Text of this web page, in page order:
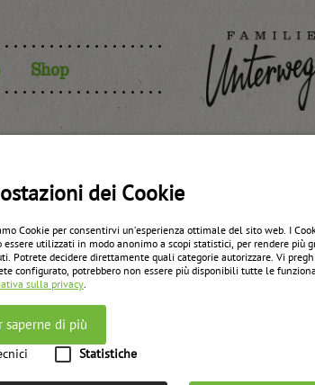
dei Cookie
Cookie per consentirvi un’esperienza ottimale del sito web. I
essere utilizzati in modo anonimo a scopi statistici, per rendere più
Potrete decidere direttamente quali categorie autorizzare. Vi
configurato, potrebbero non essere più disponibili tutte le
sulla privacy.
saperne di più
Statistiche
Shop
zurück zur